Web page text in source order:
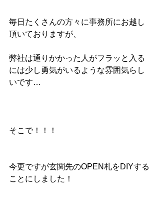
毎日たくさんの方々に事務所にお越し
頂いておりますが、
弊社は通りかかった人がフラッと入る
には少し勇気がいるような雰囲気らし
いです…
そこで！！！
今更ですが玄関先のOPEN札をDIYする
ことにしました！